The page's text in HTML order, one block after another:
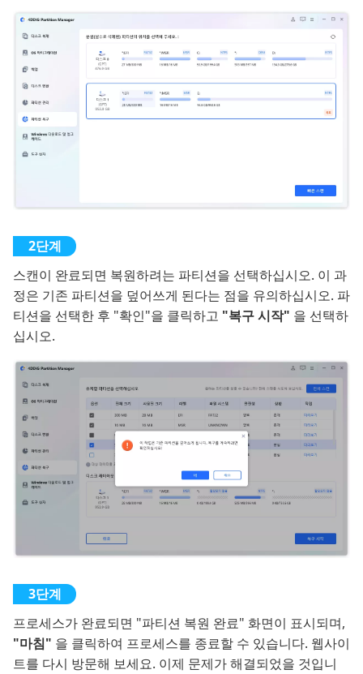
스캔이 완료되면 복원하려는 파티션을 선택하십시오. 이 과
정은 기존 파티션을 덮어쓰게 된다는 점을 유의하십시오. 파
티션을 선택한 후 "확인"을 클릭하고 "복구 시작" 을 선택하
십시오.
프로세스가 완료되면 "파티션 복원 완료" 화면이 표시되며,
"마침" 을 클릭하여 프로세스를 종료할 수 있습니다. 웹사이
트를 다시 방문해 보세요. 이제 문제가 해결되었을 것입니